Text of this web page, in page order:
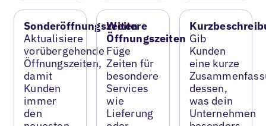
Sonderöffnungszeiten
Aktualisiere
vorübergehende
Öffnungszeiten,
damit
Kunden
immer
den
Weitere
Öffnungszeiten
Füge
Zeiten für
besondere
Services
wie
Lieferung
Gib
Kunden
eine kurze
dessen,
was dein
Unternehmen